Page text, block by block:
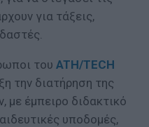
για τάξεις,
του ATH/TECH
την διατήρηση της
έμπειρο διδακτικό
υποδομές,